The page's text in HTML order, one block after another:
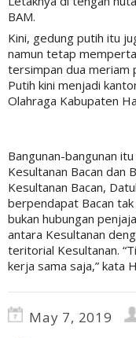
BAM.
Kini, gedung putih itu
namun tetap
tersimpan dua meriam
Putih kini menjadi
Olahraga Kabupaten
Bangunan-bangunan
Kesultanan Bacan dan
Kesultanan Bacan,
berpendapat Bacan
bukan hubungan
antara Kesultanan
teritorial Kesultanan.
kerja sama saja,” kata
May 7, 2019